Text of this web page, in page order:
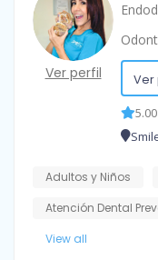
Ver perfil Ver
5.00
Adultos y Niños
Atención Dental
View all